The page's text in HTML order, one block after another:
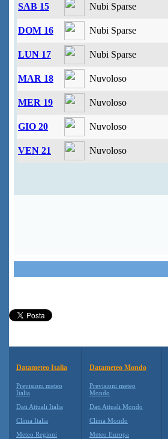
SAB 15 Nubi Sparse
DOM 16 Nubi Sparse
LUN 17 Nubi Sparse
MAR 18 Nuvoloso
MER 19 Nuvoloso
GIO 20 Nuvoloso
VEN 21 Nuvoloso
Datameteo Italia
Previsioni meteo
Italia
Dati Attuali Italia
Clima Italia
Meteo Regioni
Datameteo Mondo
Previsioni meteo
Mondo
Dati Attuali Mondo
Clima Mondo
Meteo Europa